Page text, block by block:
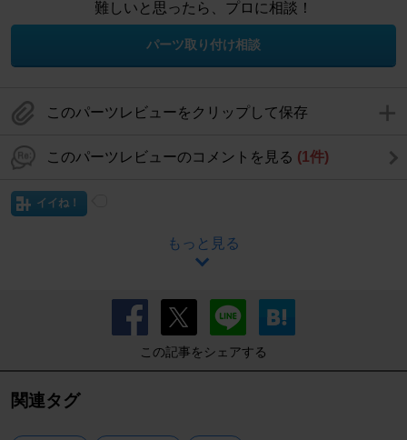
難しいと思ったら、プロに相談！
パーツ取り付け相談
このパーツレビューをクリップして保存
このパーツレビューのコメントを見る (1件)
イイね！
もっと見る
この記事をシェアする
関連タグ